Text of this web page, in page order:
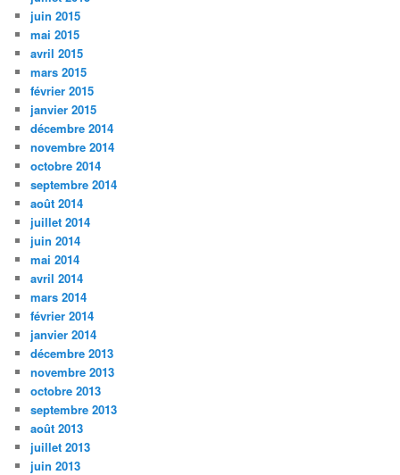
juin 2015
mai 2015
avril 2015
mars 2015
février 2015
janvier 2015
décembre 2014
novembre 2014
octobre 2014
septembre 2014
août 2014
juillet 2014
juin 2014
mai 2014
avril 2014
mars 2014
février 2014
janvier 2014
décembre 2013
novembre 2013
octobre 2013
septembre 2013
août 2013
juillet 2013
juin 2013